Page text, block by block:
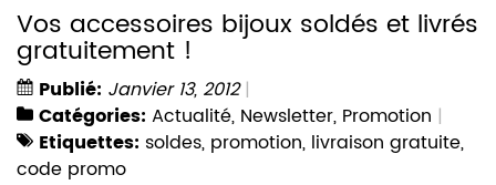
Vos accessoires bijoux soldés et livrés
gratuitement !
Publié: Janvier 13, 2012
Catégories: Actualité, Newsletter, Promotion
Etiquettes: soldes, promotion, livraison gratuite,
code promo